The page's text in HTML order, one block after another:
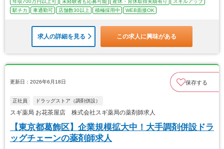
年収700万円以上可 未経験者も応募可能 産休・育休取得実績有り
スキルアップ
駅チカ
車通勤可 店舗数30以上 積極採用中 WEB面接OK
求人の詳細を見る この求人に興味がある
更新日：2026年6月18日 保存する
正社員 ドラッグストア（調剤併設）
スギ薬局 お花茶屋店 株式会社スギ薬局の薬剤師求人
【東京都葛飾区】企業規模拡大中！大手調剤併設ドラ
ッグチェーンの薬剤師求人